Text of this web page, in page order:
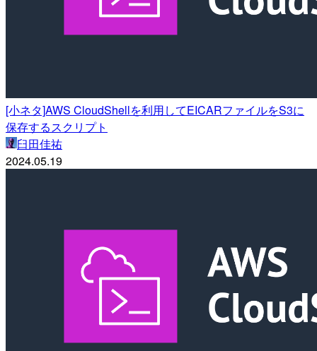
[小ネタ]AWS CloudShellを利用してEICARファイルをS3に
保存するスクリプト
臼田佳祐
2024.05.19